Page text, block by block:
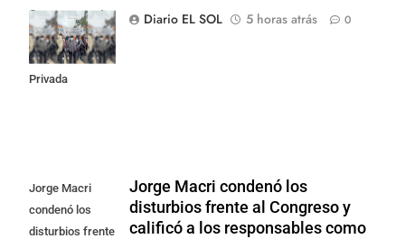
Congreso contra
la Ley de
Propiedad
Privada
Diario EL SOL
5 horas atrás 0
Jorge Macri
condenó los
disturbios frente
Jorge Macri condenó los
disturbios frente al Congreso y
calificó a los responsables como